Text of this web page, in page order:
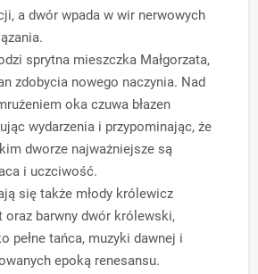
a dwór wpada w wir nerwowych
sprytna mieszczka Małgorzata,
zdobycia nowego naczynia. Nad
oka czuwa błazen
wydarzenia i przypominając, że
dworze najważniejsze są
i uczciwość.
się także młody królewicz
oraz barwny dwór królewski,
pełne tańca, muzyki dawnej i
epoką renesansu.